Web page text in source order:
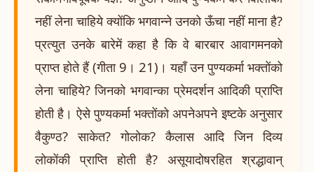
नहीं लेना चाहिये क्योंकि भगवान्ने उनको ऊँचा नहीं माना है?
प्रत्युत उनके बारेमें कहा है कि वे बारबार आवागमनको
प्राप्त होते हैं (गीता 9। 21)। यहाँ उन पुण्यकर्मा भक्तोंको
लेना चाहिये? जिनको भगवान्का प्रेमदर्शन आदिकी प्राप्ति
होती है। ऐसे पुण्यकर्मा भक्तोंको अपनेअपने इष्टके अनुसार
वैकुण्ठ? साकेत? गोलोक? कैलास आदि जिन दिव्य
लोकोंकी प्राप्ति होती है? असूयादोषरहित श्रद्धावान्